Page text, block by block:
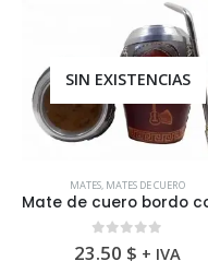
SIN EXISTENCIAS
MATES, MATES DE CUERO
0fuera de 5
23.50 $ + IVA